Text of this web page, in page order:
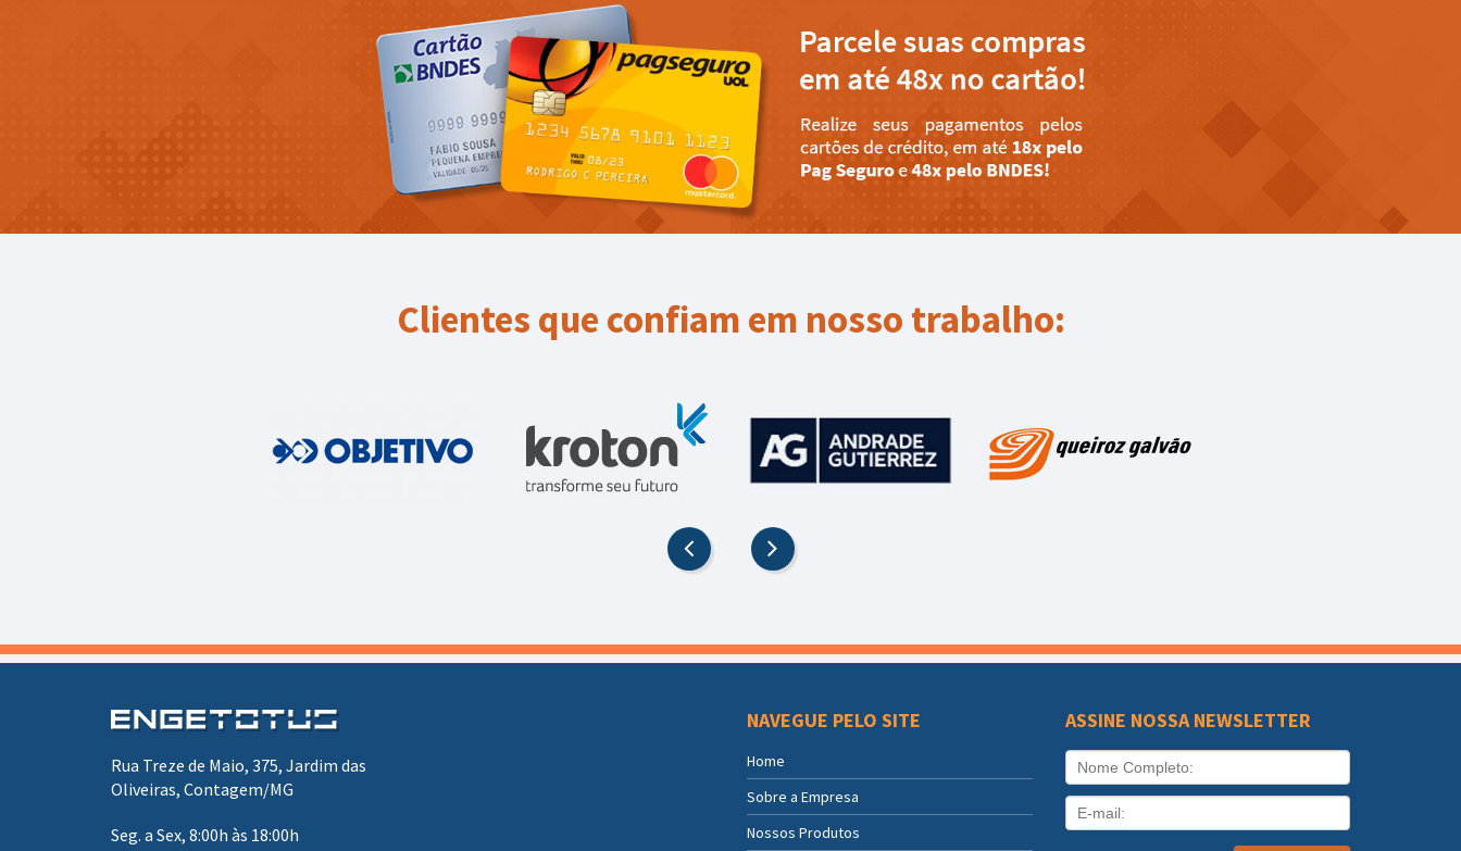
Clientes que confiam em nosso trabalho:
Rua Treze de Maio, 375, Jardim das
Oliveiras, Contagem/MG
Seg. a Sex, 8:00h às 18:00h
NAVEGUE PELO SITE
Home
Sobre a Empresa
Nossos Produtos
ASSINE NOSSA NEWSLETTER